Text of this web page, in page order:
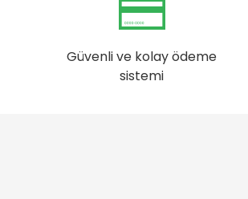
Güvenli ve kolay ödeme
sistemi